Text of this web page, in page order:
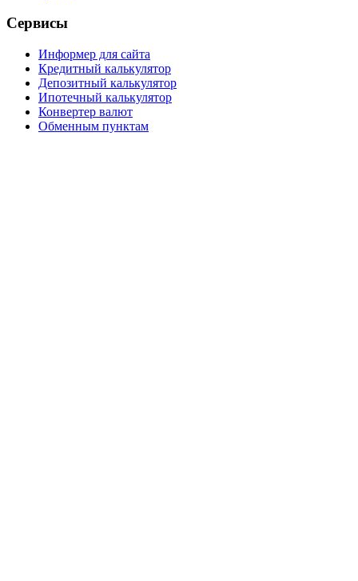
Сервисы
Информер для сайта
Кредитный калькулятор
Депозитный калькулятор
Ипотечный калькулятор
Конвертер валют
Обменным пунктам